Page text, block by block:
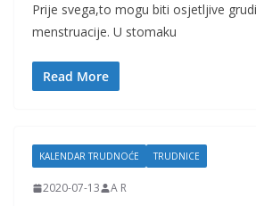
Prije svega,to mogu biti osjetljive
menstruacije. U stomaku
Read More
KALENDAR TRUDNOĆE TRUDNICE
2020-07-13 A R